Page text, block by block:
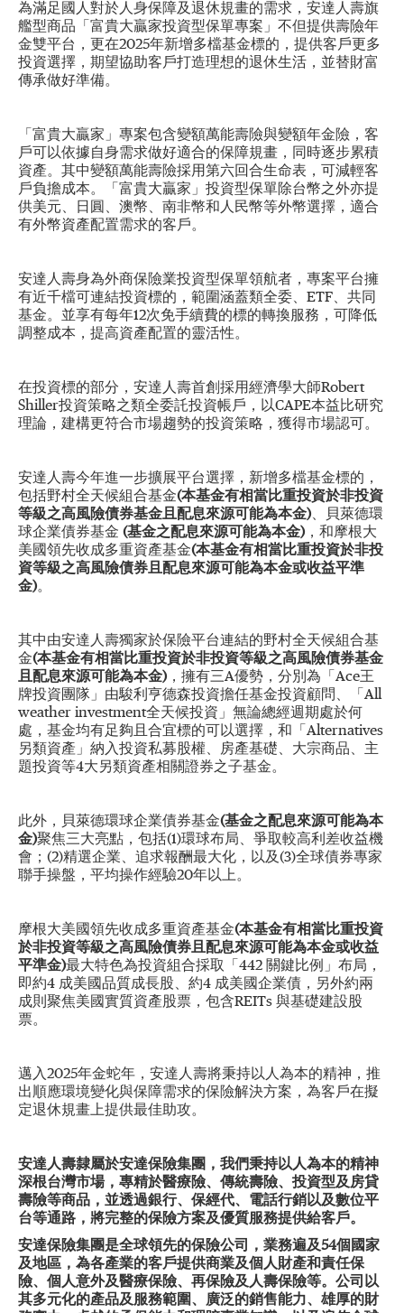
為滿足國人對於人身保障及退休規畫的需求，安達人壽旗
艦型商品「富貴大贏家投資型保單專案」不但提供壽險年
金雙平台，更在2025年新增多檔基金標的，提供客戶更多
投資選擇，期望協助客戶打造理想的退休生活，並替財富
傳承做好準備。
「富貴大贏家」專案包含變額萬能壽險與變額年金險，客
戶可以依據自身需求做好適合的保障規畫，同時逐步累積
資產。其中變額萬能壽險採用第六回合生命表，可減輕客
戶負擔成本。「富貴大贏家」投資型保單除台幣之外亦提
供美元、日圓、澳幣、南非幣和人民幣等外幣選擇，適合
有外幣資產配置需求的客戶。
安達人壽身為外商保險業投資型保單領航者，專案平台擁
有近千檔可連結投資標的，範圍涵蓋類全委、ETF、共同
基金。並享有每年12次免手續費的標的轉換服務，可降低
調整成本，提高資產配置的靈活性。
在投資標的部分，安達人壽首創採用經濟學大師Robert
Shiller投資策略之類全委託投資帳戶，以CAPE本益比研究
理論，建構更符合市場趨勢的投資策略，獲得市場認可。
安達人壽今年進一步擴展平台選擇，新增多檔基金標的，
包括野村全天候組合基金(本基金有相當比重投資於非投資
等級之高風險債券基金且配息來源可能為本金)、貝萊德環
球企業債券基金 (基金之配息來源可能為本金) ，和摩根大
美國領先收成多重資產基金(本基金有相當比重投資於非投
資等級之高風險債券且配息來源可能為本金或收益平準
金)。
其中由安達人壽獨家於保險平台連結的野村全天候組合基
金(本基金有相當比重投資於非投資等級之高風險債券基金
且配息來源可能為本金) ，擁有三A優勢，分別為「Ace王
牌投資團隊」由駿利亨德森投資擔任基金投資顧問、「All
weather investment全天候投資」無論總經週期處於何
處，基金均有足夠且合宜標的可以選擇，和「Alternatives
另類資產」納入投資私募股權、房產基礎、大宗商品、主
題投資等4大另類資產相關證券之子基金。
此外，貝萊德環球企業債券基金(基金之配息來源可能為本
金)聚焦三大亮點，包括(1)環球布局、爭取較高利差收益機
會；(2)精選企業、追求報酬最大化，以及(3)全球債券專家
聯手操盤，平均操作經驗20年以上。
摩根大美國領先收成多重資產基金(本基金有相當比重投資
於非投資等級之高風險債券且配息來源可能為本金或收益
平準金)最大特色為投資組合採取「442 關鍵比例」布局，
即約4 成美國品質成長股、約4 成美國企業債，另外約兩
成則聚焦美國實質資產股票，包含REITs 與基礎建設股
票。
邁入2025年金蛇年，安達人壽將秉持以人為本的精神，推
出順應環境變化與保障需求的保險解決方案，為客戶在擬
定退休規畫上提供最佳助攻。
安達人壽隸屬於安達保險集團，我們秉持以人為本的精神
深根台灣市場，專精於醫療險、傳統壽險、投資型及房貸
壽險等商品，並透過銀行、保經代、電話行銷以及數位平
台等通路，將完整的保險方案及優質服務提供給客戶。
安達保險集團是全球領先的保險公司，業務遍及54個國家
及地區，為各產業的客戶提供商業及個人財產和責任保
險、個人意外及醫療保險、再保險及人壽保險等。公司以
其多元化的產品及服務範圍、廣泛的銷售能力、雄厚的財